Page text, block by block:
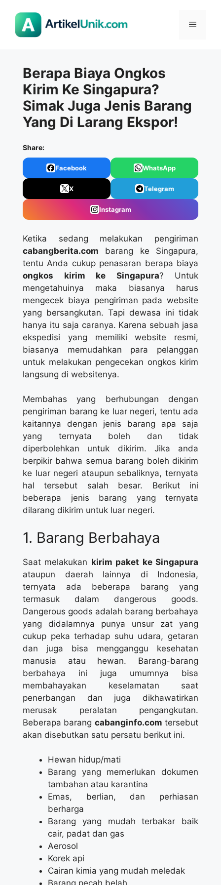
Menu
Berapa Biaya Ongkos
Kirim Ke Singapura?
Simak Juga Jenis Barang
Yang Di Larang Ekspor!
Share:
Facebook WhatsApp
X Telegram
Instagram
Ketika sedang melakukan pengiriman
cabangberita.com barang ke Singapura,
tentu Anda cukup penasaran berapa biaya
ongkos kirim ke Singapura? Untuk
mengetahuinya maka biasanya harus
mengecek biaya pengiriman pada website
yang bersangkutan. Tapi dewasa ini tidak
hanya itu saja caranya. Karena sebuah jasa
ekspedisi yang memiliki website resmi,
biasanya memudahkan para pelanggan
untuk melakukan pengecekan ongkos kirim
langsung di websitenya.
Membahas yang berhubungan dengan
pengiriman barang ke luar negeri, tentu ada
kaitannya dengan jenis barang apa saja
yang ternyata boleh dan tidak
diperbolehkan untuk dikirim. Jika anda
berpikir bahwa semua barang boleh dikirim
ke luar negeri ataupun sebaliknya, ternyata
hal tersebut salah besar. Berikut ini
beberapa jenis barang yang ternyata
dilarang dikirim untuk luar negeri.
1. Barang Berbahaya
Saat melakukan kirim paket ke Singapura
ataupun daerah lainnya di Indonesia,
ternyata ada beberapa barang yang
termasuk dalam dangerous goods.
Dangerous goods adalah barang berbahaya
yang didalamnya punya unsur zat yang
cukup peka terhadap suhu udara, getaran
dan juga bisa mengganggu kesehatan
manusia atau hewan. Barang-barang
berbahaya ini juga umumnya bisa
membahayakan keselamatan saat
penerbangan dan juga dikhawatirkan
merusak peralatan pengangkutan.
Beberapa barang cabanginfo.com tersebut
akan disebutkan satu persatu berikut ini.
Hewan hidup/mati
Barang yang memerlukan dokumen
tambahan atau karantina
Emas, berlian, dan perhiasan
berharga
Barang yang mudah terbakar baik
cair, padat dan gas
Aerosol
Korek api
Cairan kimia yang mudah meledak
Barang pecah belah